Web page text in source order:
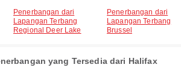
Penerbangan dari
Lapangan Terbang
Regional Deer Lake
Penerbangan dari
Lapangan Terbang
Brussel
yang Tersedia dari Halifax